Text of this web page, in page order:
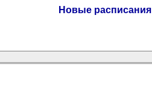
Новые расписания